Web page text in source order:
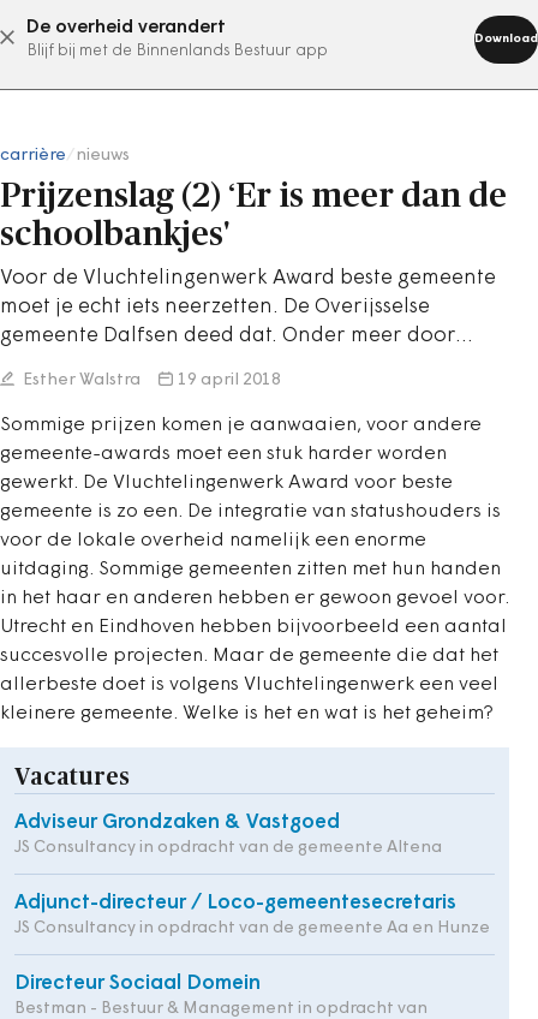
De overheid verandert
Blijf bij met de Binnenlands Bestuur app
Download
abonneer nu
carrière nieuws
Prijzenslag (2) ‘Er is meer dan de
schoolbankjes'
Voor de Vluchtelingenwerk Award beste gemeente
moet je echt iets neerzetten. De Overijsselse
gemeente Dalfsen deed dat. Onder meer door…
Esther Walstra 19 april 2018
Sommige prijzen komen je aanwaaien, voor andere
gemeente-awards moet een stuk harder worden
gewerkt. De Vluchtelingenwerk Award voor beste
gemeente is zo een. De integratie van statushouders is
voor de lokale overheid namelijk een enorme
uitdaging. Sommige gemeenten zitten met hun handen
in het haar en anderen hebben er gewoon gevoel voor.
Utrecht en Eindhoven hebben bijvoorbeeld een aantal
succesvolle projecten. Maar de gemeente die dat het
allerbeste doet is volgens Vluchtelingenwerk een veel
kleinere gemeente. Welke is het en wat is het geheim?
Vacatures
Adviseur Grondzaken & Vastgoed
JS Consultancy in opdracht van de gemeente Altena
Adjunct-directeur / Loco-gemeentesecretaris
JS Consultancy in opdracht van de gemeente Aa en Hunze
Directeur Sociaal Domein
Bestman - Bestuur & Management in opdracht van